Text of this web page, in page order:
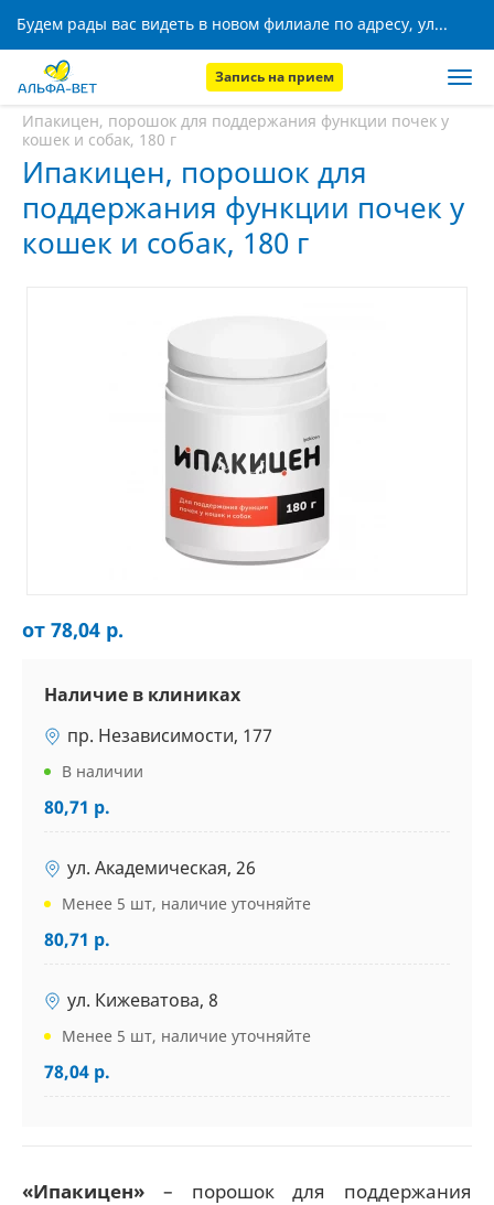
Будем рады вас видеть в новом филиале по адресу, ул. Кижеватова, 8!
Запись на прием
Главная
Ипакицен, порошок для поддержания функции почек у
кошек и собак, 180 г
Ипакицен, порошок для
поддержания функции почек у
кошек и собак, 180 г
от 78,04 р.
Наличие в клиниках
пр. Независимости, 177
В наличии
80,71 р.
ул. Академическая, 26
Менее 5 шт, наличие уточняйте
80,71 р.
ул. Кижеватова, 8
Менее 5 шт, наличие уточняйте
78,04 р.
«Ипакицен» – порошок для поддержания